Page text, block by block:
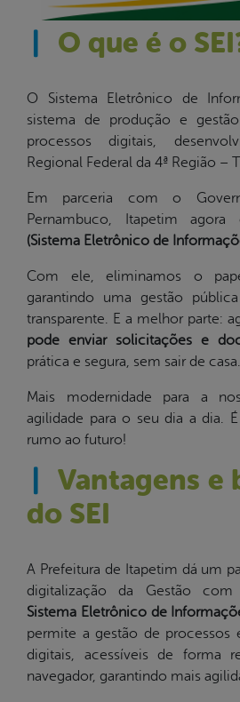
O que é o
O Sistema Eletrônico de
sistema de produção e
processos digitais,
Regional Federal da 4ª Região –
Em parceria com o
Pernambuco, Itapetim
(Sistema Eletrônico de Informaçõ
Com ele, eliminamos o
garantindo uma gestão
transparente. E a melhor parte:
pode enviar solicitações e
prática e segura, sem sair de casa.
Mais modernidade para a
agilidade para o seu dia a dia.
rumo ao futuro!
Vantagens e
do SEI
A Prefeitura de Itapetim dá um
digitalização da Gestão
Sistema Eletrônico de
permite a gestão de processos
digitais, acessíveis de forma
navegador, garantindo mais